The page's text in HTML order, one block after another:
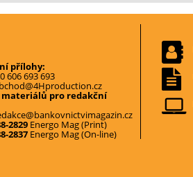
přílohy:
606 693 693
materiálů pro redakční
2829Energo Mag (Print)
2837Energo Mag (On-line)